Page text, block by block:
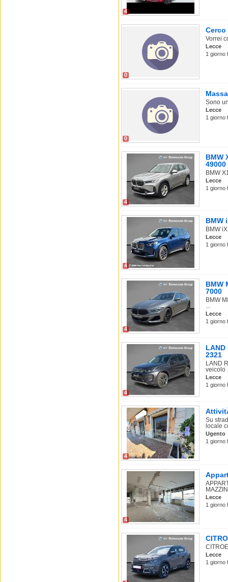
4
0
Vorrei
Lecce
1 giorno
0
Sono
Lecce
1 giorno
4
BMW
49000
BMW
Lecce
1 giorno
4
BMW
BMW
Lecce
1 giorno
4
BMW
7000
BMW
...
Lecce
1 giorno
4
LAND
2321
LAND
veicolo
Lecce
1 giorno
4
Su
locale
Ugento
1 giorno
4
Lecce
1 giorno
Lecce
1 giorno